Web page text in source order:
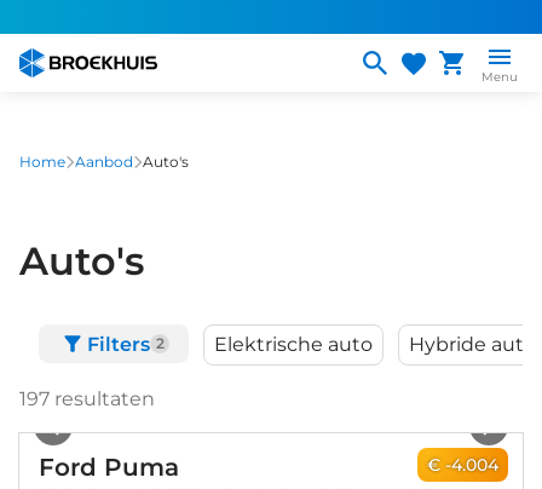
naar
gaan
Menu
Home Aanbod Auto's
Auto's
Filters 2 Elektrische auto Hybride auto
197 resultaten
€ -4.004
Ford Puma